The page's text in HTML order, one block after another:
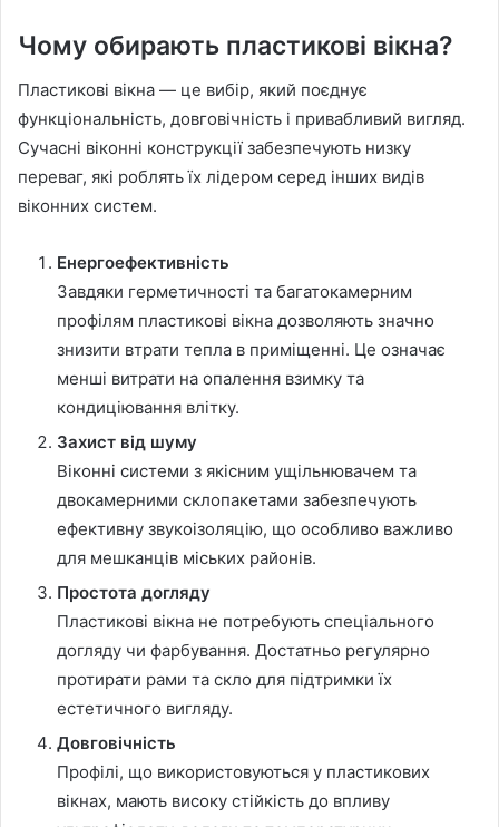
Чому обирають пластикові вікна?
Пластикові вікна — це вибір, який поєднує
функціональність, довговічність і привабливий вигляд.
Сучасні віконні конструкції забезпечують низку
переваг, які роблять їх лідером серед інших видів
віконних систем.
Енергоефективність
Завдяки герметичності та багатокамерним
профілям пластикові вікна дозволяють значно
знизити втрати тепла в приміщенні. Це означає
менші витрати на опалення взимку та
кондиціювання влітку.
Захист від шуму
Віконні системи з якісним ущільнювачем та
двокамерними склопакетами забезпечують
ефективну звукоізоляцію, що особливо важливо
для мешканців міських районів.
Простота догляду
Пластикові вікна не потребують спеціального
догляду чи фарбування. Достатньо регулярно
протирати рами та скло для підтримки їх
естетичного вигляду.
Довговічність
Профілі, що використовуються у пластикових
вікнах, мають високу стійкість до впливу